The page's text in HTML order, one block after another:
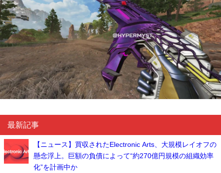
最新記事
【ニュース】買収されたElectronic Arts、大規模レイオフの
懸念浮上。巨額の負債によって“約270億円規模の組織効率
化”を計画中か